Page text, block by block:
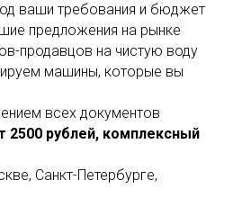
ваши требования и бюджет
предложения на рынке
продавцов на чистую воду
машины, которые вы
всех документов
2500 рублей, комплексный
Санкт-Петербурге,